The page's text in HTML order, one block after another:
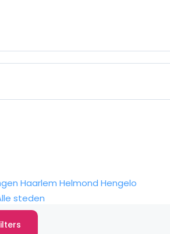
Haarlem Helmond Hengelo
steden